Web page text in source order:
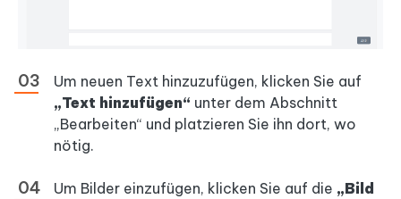
Um neuen Text hinzuzufügen, klicken Sie auf
„Text hinzufügen“ unter dem Abschnitt
„Bearbeiten“ und platzieren Sie ihn dort, wo
nötig.
Um Bilder einzufügen, klicken Sie auf die „Bild